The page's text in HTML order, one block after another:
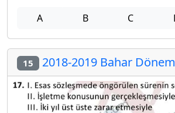
A B C
15 2018-2019 Bahar Dönemi